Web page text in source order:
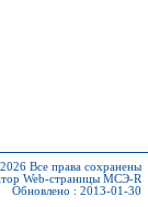
Все права сохранены
Web-страницы МСЭ-R
Обновлено : 2013-01-30